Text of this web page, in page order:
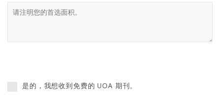
是的，我想收到免费的 UOA 期刊。